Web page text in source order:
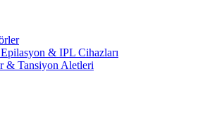
& IPL Cihazları
& Tansiyon Aletleri